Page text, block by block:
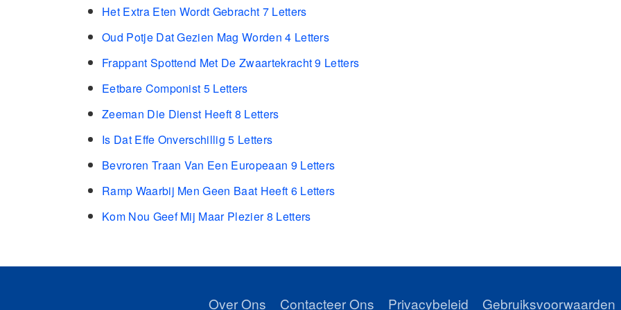
Het Extra Eten Wordt Gebracht 7 Letters
Oud Potje Dat Gezien Mag Worden 4 Letters
Frappant Spottend Met De Zwaartekracht 9 Letters
Eetbare Componist 5 Letters
Zeeman Die Dienst Heeft 8 Letters
Is Dat Effe Onverschillig 5 Letters
Bevroren Traan Van Een Europeaan 9 Letters
Ramp Waarbij Men Geen Baat Heeft 6 Letters
Kom Nou Geef Mij Maar Plezier 8 Letters
Over Ons Contacteer Ons Privacybeleid Gebruiksvoorwaarden